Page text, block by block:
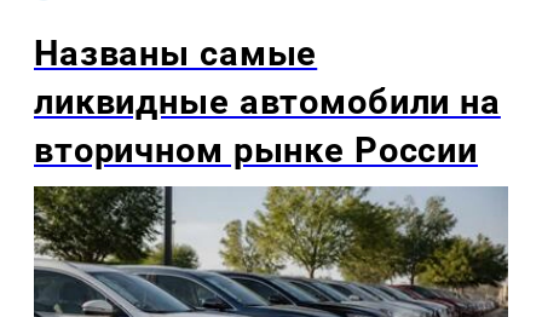
Названы самые
ликвидные автомобили на
вторичном рынке России